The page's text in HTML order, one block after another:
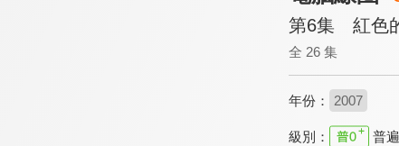
第6集 紅色
全 26 集
年份： 2007
級別： 普